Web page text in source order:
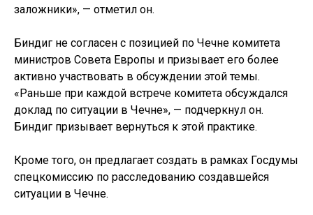
заложники», — отметил он.
Биндиг не согласен с позицией по Чечне комитета
министров Совета Европы и призывает его более
активно участвовать в обсуждении этой темы.
«Раньше при каждой встрече комитета обсуждался
доклад по ситуации в Чечне», — подчеркнул он.
Биндиг призывает вернуться к этой практике.
Кроме того, он предлагает создать в рамках Госдумы
спецкомиссию по расследованию создавшейся
ситуации в Чечне.